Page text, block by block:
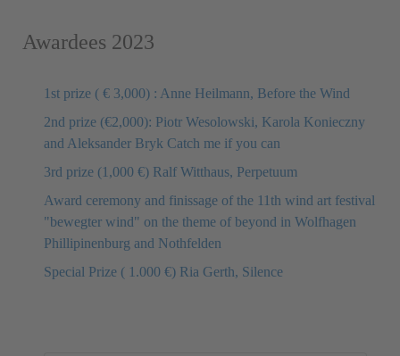
Awardees 2023
1st prize ( € 3,000) : Anne Heilmann, Before the Wind
2nd prize (€2,000): Piotr Wesolowski, Karola Konieczny
and Aleksander Bryk Catch me if you can
3rd prize (1,000 €) Ralf Witthaus, Perpetuum
Award ceremony and finissage of the 11th wind art festival
"bewegter wind" on the theme of beyond in Wolfhagen
Phillipinenburg and Nothfelden
Special Prize ( 1.000 €) Ria Gerth, Silence